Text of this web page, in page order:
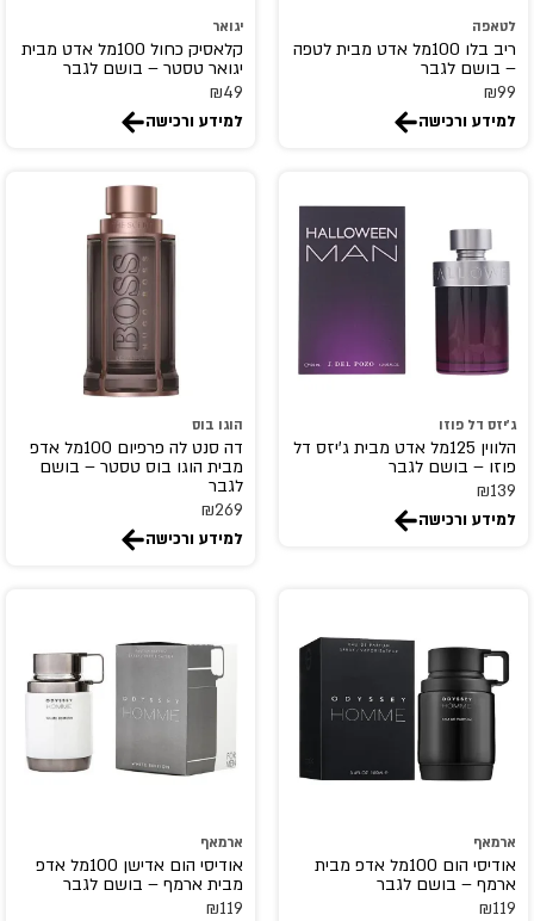
carolina herrera
Cartier
Chloe
chopard
Christian Dior
CHRISTIAN LOUBOUTIN
CLEAN
Clinique
Clive Christian
coach
D.S.& DURGA
DAVID BECKHAM
Diesel
DISNEY
DKNY
Dolce end Gabbana
לטאפה
ריב בלו 100מל אדט מבית לטפה
– בושם לגבר
₪99
למידע ורכישה
יגואר
קלאסיק כחול 100מל אדט מבית
יגואר טסטר – בושם לגבר
₪49
למידע ורכישה
ג'יזס דל פוזו
הלווין 125מל אדט מבית ג'יזס דל
פוזו – בושם לגבר
₪139
למידע ורכישה
הוגו בוס
דה סנט לה פרפיום 100מל אדפ
מבית הוגו בוס טסטר – בושם
לגבר
₪269
למידע ורכישה
ארמאף
אודיסי הום 100מל אדפ מבית
ארמף – בושם לגבר
₪119
ארמאף
אודיסי הום אדישן 100מל אדפ
מבית ארמף – בושם לגבר
₪119